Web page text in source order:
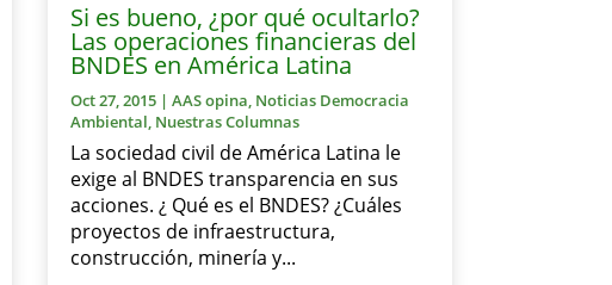
Si es bueno, ¿por qué ocultarlo?
Las operaciones financieras del
BNDES en América Latina
Oct 27, 2015 |AAS opina, Noticias Democracia
Ambiental, Nuestras Columnas
La sociedad civil de América Latina le
exige al BNDES transparencia en sus
acciones. ¿ Qué es el BNDES? ¿Cuáles
proyectos de infraestructura,
construcción, minería y...